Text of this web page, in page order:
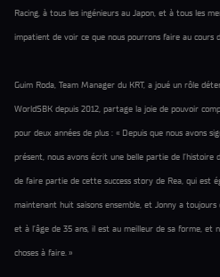
Racing, à tous les ingénieurs au Japon, et à tous les
impatient de voir ce que nous pourrons faire au cours
Guim Roda, Team Manager du KRT, a joué un rôle
WorldSBK depuis 2012, partage la joie de pouvoir
pour deux années de plus : « Depuis que nous avons
présent, nous avons écrit une belle partie de
de faire partie de cette success story de Rea, qui est
maintenant huit saisons ensemble, et Jonny a
et à l’âge de 35 ans, il est au meilleur de sa forme, et
choses à faire. »